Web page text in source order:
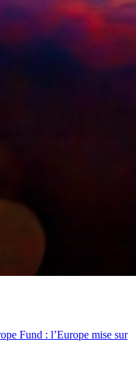
Fund : l’Europe mise sur